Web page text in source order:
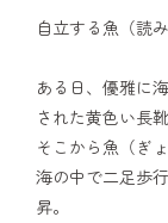
自立する魚（読
ある日、優雅に
された黄色い長
そこから魚（ぎ
海の中で二足歩
昇。